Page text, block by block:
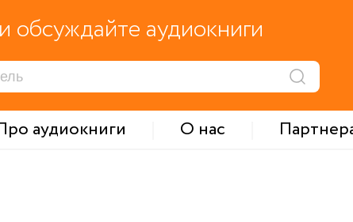
обсуждайте аудиокниги
аудиокниги О нас